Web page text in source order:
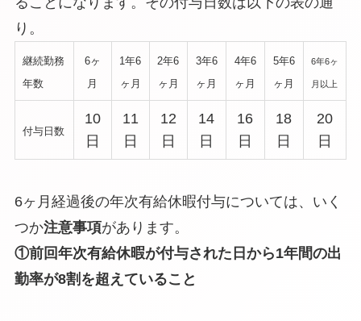
り。
継続勤務
年数
6ヶ
月
1年6
ヶ月
2年6
ヶ月
3年6
ヶ月
4年6
ヶ月
5年6
ヶ月
6年6ヶ
月以上
付与日数
10
日
11
日
12
日
14
日
16
日
18
日
20
日
6ヶ月経過後の年次有給休暇付与については、いく
つか注意事項があります。
①前回年次有給休暇が付与された日から1年間の出
勤率が8割を超えていること